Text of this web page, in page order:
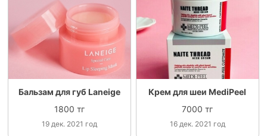
Бальзам для губ Laneige
1800 тг
19 дек. 2021 год
Крем для шеи MediPeel
7000 тг
16 дек. 2021 год